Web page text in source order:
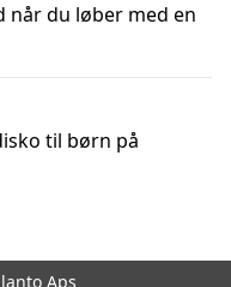
når du løber med en
til børn på
Aps